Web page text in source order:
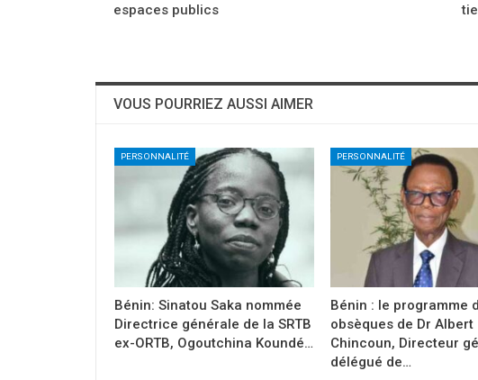
espaces publics
VOUS POURRIEZ AUSSI AIMER
PERSONNALITÉ
Bénin: Sinatou Saka nommée
Directrice générale de la SRTB
ex-ORTB, Ogoutchina Koundé…
PERSONNALITÉ
Bénin : le programme
obsèques de Dr Albert
Chincoun, Directeur
délégué de…